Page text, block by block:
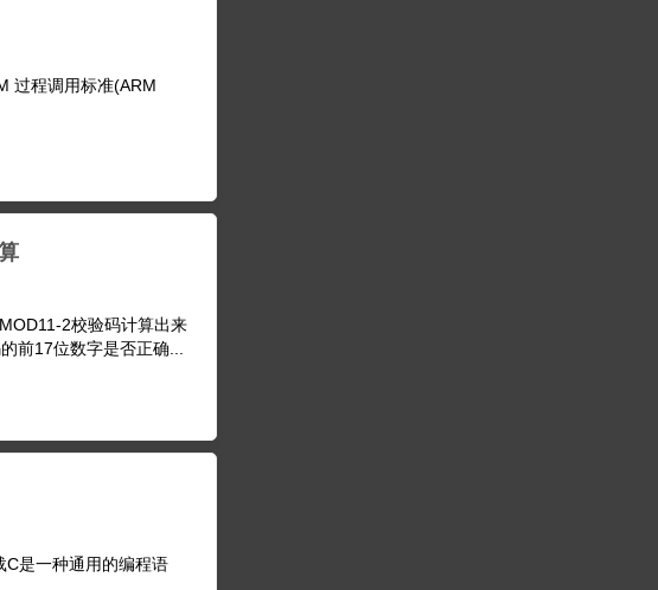
过程调用标准(ARM
2校验码计算出来
前17位数字是否正确...
是一种通用的编程语